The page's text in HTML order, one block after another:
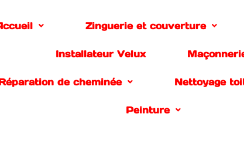
Zinguerie et couverture
Installateur Velux
de cheminée Nettoyage
Peinture